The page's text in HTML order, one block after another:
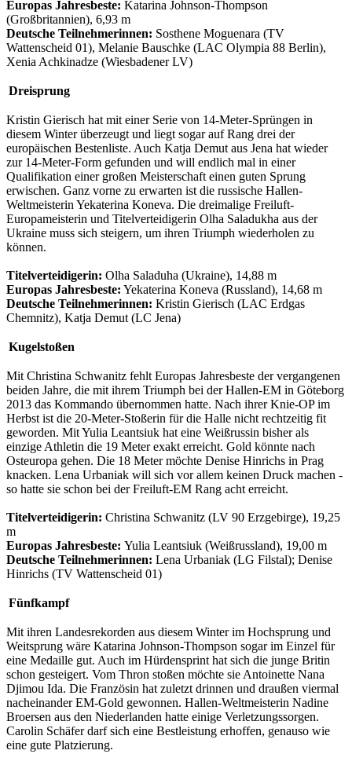
Europas Jahresbeste: Katarina Johnson-Thompson
(Großbritannien), 6,93 m
Deutsche Teilnehmerinnen: Sosthene Moguenara (TV
Wattenscheid 01), Melanie Bauschke (LAC Olympia 88 Berlin),
Xenia Achkinadze (Wiesbadener LV)
Dreisprung
Kristin Gierisch hat mit einer Serie von 14-Meter-Sprüngen in
diesem Winter überzeugt und liegt sogar auf Rang drei der
europäischen Bestenliste. Auch Katja Demut aus Jena hat wieder
zur 14-Meter-Form gefunden und will endlich mal in einer
Qualifikation einer großen Meisterschaft einen guten Sprung
erwischen. Ganz vorne zu erwarten ist die russische Hallen-
Weltmeisterin Yekaterina Koneva. Die dreimalige Freiluft-
Europameisterin und Titelverteidigerin Olha Saladukha aus der
Ukraine muss sich steigern, um ihren Triumph wiederholen zu
können.
Titelverteidigerin: Olha Saladuha (Ukraine), 14,88 m
Europas Jahresbeste: Yekaterina Koneva (Russland), 14,68 m
Deutsche Teilnehmerinnen: Kristin Gierisch (LAC Erdgas
Chemnitz), Katja Demut (LC Jena)
Kugelstoßen
Mit Christina Schwanitz fehlt Europas Jahresbeste der vergangenen
beiden Jahre, die mit ihrem Triumph bei der Hallen-EM in Göteborg
2013 das Kommando übernommen hatte. Nach ihrer Knie-OP im
Herbst ist die 20-Meter-Stoßerin für die Halle nicht rechtzeitig fit
geworden. Mit Yulia Leantsiuk hat eine Weißrussin bisher als
einzige Athletin die 19 Meter exakt erreicht. Gold könnte nach
Osteuropa gehen. Die 18 Meter möchte Denise Hinrichs in Prag
knacken. Lena Urbaniak will sich vor allem keinen Druck machen -
so hatte sie schon bei der Freiluft-EM Rang acht erreicht.
Titelverteidigerin: Christina Schwanitz (LV 90 Erzgebirge), 19,25
m
Europas Jahresbeste: Yulia Leantsiuk (Weißrussland), 19,00 m
Deutsche Teilnehmerinnen: Lena Urbaniak (LG Filstal); Denise
Hinrichs (TV Wattenscheid 01)
Fünfkampf
Mit ihren Landesrekorden aus diesem Winter im Hochsprung und
Weitsprung wäre Katarina Johnson-Thompson sogar im Einzel für
eine Medaille gut. Auch im Hürdensprint hat sich die junge Britin
schon gesteigert. Vom Thron stoßen möchte sie Antoinette Nana
Djimou Ida. Die Französin hat zuletzt drinnen und draußen viermal
nacheinander EM-Gold gewonnen. Hallen-Weltmeisterin Nadine
Broersen aus den Niederlanden hatte einige Verletzungssorgen.
Carolin Schäfer darf sich eine Bestleistung erhoffen, genauso wie
eine gute Platzierung.